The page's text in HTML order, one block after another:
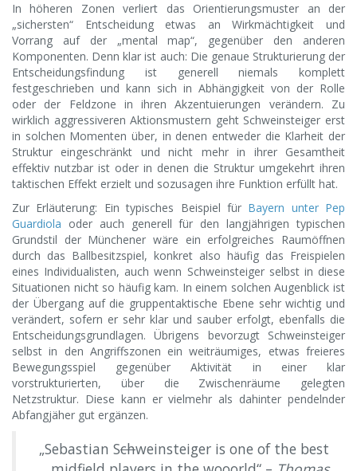
In höheren Zonen verliert das Orientierungsmuster an der
„sichersten“ Entscheidung etwas an Wirkmächtigkeit und
Vorrang auf der „mental map“, gegenüber den anderen
Komponenten. Denn klar ist auch: Die genaue Strukturierung der
Entscheidungsfindung ist generell niemals komplett
festgeschrieben und kann sich in Abhängigkeit von der Rolle
oder der Feldzone in ihren Akzentuierungen verändern. Zu
wirklich aggressiveren Aktionsmustern geht Schweinsteiger erst
in solchen Momenten über, in denen entweder die Klarheit der
Struktur eingeschränkt und nicht mehr in ihrer Gesamtheit
effektiv nutzbar ist oder in denen die Struktur umgekehrt ihren
taktischen Effekt erzielt und sozusagen ihre Funktion erfüllt hat.
Zur Erläuterung: Ein typisches Beispiel für Bayern unter Pep
Guardiola oder auch generell für den langjährigen typischen
Grundstil der Münchener wäre ein erfolgreiches Raumöffnen
durch das Ballbesitzspiel, konkret also häufig das Freispielen
eines Individualisten, auch wenn Schweinsteiger selbst in diese
Situationen nicht so häufig kam. In einem solchen Augenblick ist
der Übergang auf die gruppentaktische Ebene sehr wichtig und
verändert, sofern er sehr klar und sauber erfolgt, ebenfalls die
Entscheidungsgrundlagen. Übrigens bevorzugt Schweinsteiger
selbst in den Angriffszonen ein weiträumiges, etwas freieres
Bewegungsspiel gegenüber Aktivität in einer klar
vorstrukturierten, über die Zwischenräume gelegten
Netzstruktur. Diese kann er vielmehr als dahinter pendelnder
Abfangjäher gut ergänzen.
„Sebastian Schweinsteiger is one of the best